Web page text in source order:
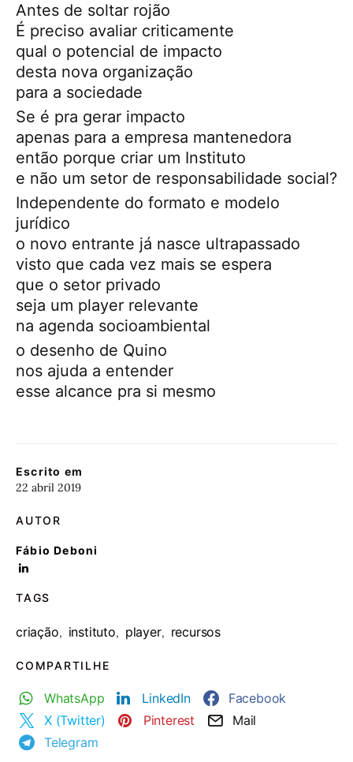
Escrito em
22 abril 2019
AUTOR
Fábio Deboni
TAGS
criação, instituto, player, recursos
COMPARTILHE
WhatsApp LinkedIn
Facebook
X (Twitter)
Pinterest
Mail
Telegram
Antes de soltar rojão
É preciso avaliar criticamente
qual o potencial de impacto
desta nova organização
para a sociedade
Se é pra gerar impacto
apenas para a empresa mantenedora
então porque criar um Instituto
e não um setor de responsabilidade social?
Independente do formato e modelo
jurídico
o novo entrante já nasce ultrapassado
visto que cada vez mais se espera
que o setor privado
seja um player relevante
na agenda socioambiental
o desenho de Quino
nos ajuda a entender
esse alcance pra si mesmo